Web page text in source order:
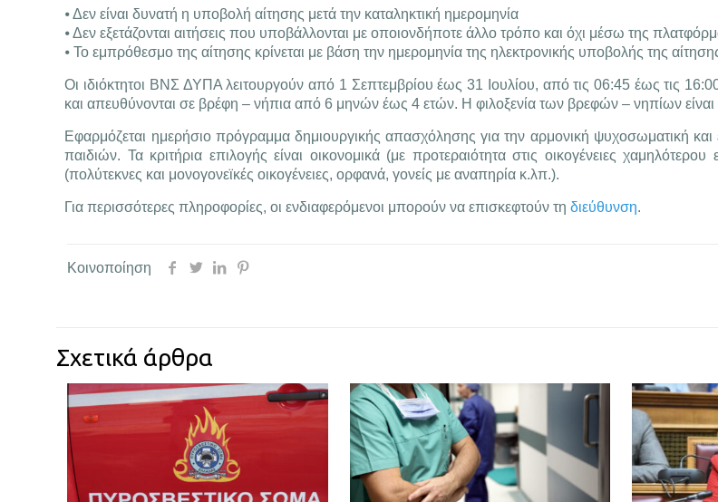
⦁ Δεν είναι δυνατή η υποβολή αίτησης μετά την καταληκτική ημερομηνία
⦁ Δεν εξετάζονται αιτήσεις που υποβάλλονται με οποιονδήποτε άλλο τρόπο και όχι μέσω της
⦁ Το εμπρόθεσμο της αίτησης κρίνεται με βάση την ημερομηνία της ηλεκτρονικής υποβολής της
Οι ιδιόκτητοι ΒΝΣ ΔΥΠΑ λειτουργούν από 1 Σεπτεμβρίου έως 31 Ιουλίου, από τις 06:45 έως τις
και απευθύνονται σε βρέφη – νήπια από 6 μηνών έως 4 ετών. Η φιλοξενία των βρεφών – νηπίων
Εφαρμόζεται ημερήσιο πρόγραμμα δημιουργικής απασχόλησης για την αρμονική ψυχοσωματική και
παιδιών. Τα κριτήρια επιλογής είναι οικονομικά (με προτεραιότητα στις οικογένειες χαμηλότερου
(πολύτεκνες και μονογονεϊκές οικογένειες, ορφανά, γονείς με αναπηρία κ.λπ.).
Για περισσότερες πληροφορίες, οι ενδιαφερόμενοι μπορούν να επισκεφτούν τηδιεύθυνση.
Κοινοποίηση
Σχετικά άρθρα